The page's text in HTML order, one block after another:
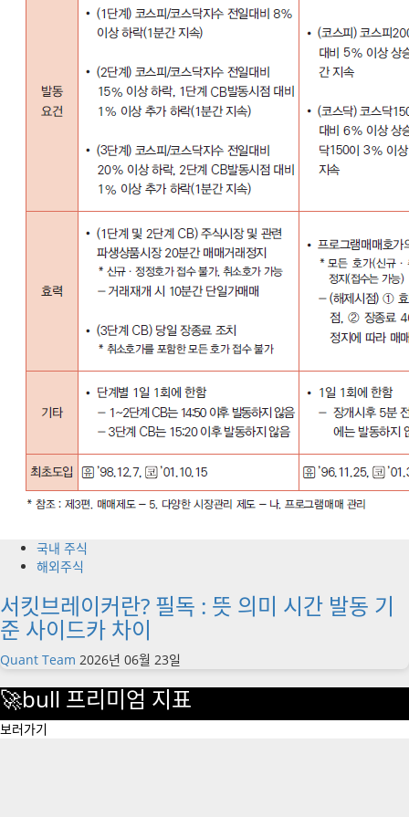
국내 주식
해외주식
서킷브레이커란? 필독 : 뜻 의미 시간 발동 기
준 사이드카 차이
Quant Team 2026년 06월 23일
🚀bull 프리미엄 지표
보러가기